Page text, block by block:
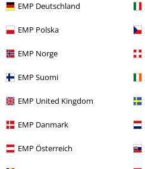
EMP Deutschland
EMP Polska
EMP Norge
EMP Suomi
EMP United Kingdom
EMP Danmark
EMP Österreich
Naposledy navštívené